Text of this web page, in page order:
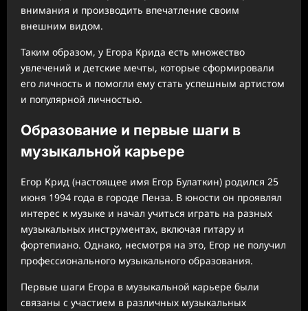
внимания и производить впечатление своим
внешним видом.
Таким образом, у Егора Крида есть множество
увлечений и детские мечты, которые сформировали
его личность и помогли ему стать успешным артистом
и популярной личностью.
Образование и первые шаги в
музыкальной карьере
Егор Крид (настоящее имя Егор Булаткин) родился 25
июня 1994 года в городе Пенза. В юности он проявлял
интерес к музыке и начал учиться играть на разных
музыкальных инструментах, включая гитару и
фортепиано. Однако, несмотря на это, Егор не получил
профессионального музыкального образования.
Первые шаги Егора в музыкальной карьере были
связаны с участием в различных музыкальных